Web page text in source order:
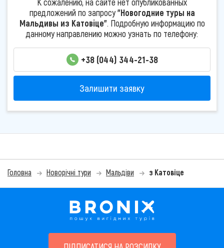
предложений по запросу"Новогодние туры на
Мальдивы из Катовіце". Подробную информацию по
данному направлению можно узнать по телефону:
+38 (044) 344-21-38
Залишити заявку
Головна Новорічні тури Мальдіви з Катовіце